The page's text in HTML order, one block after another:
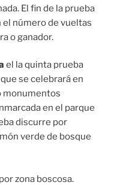
El fin de la prueba
número de vueltas
o ganador.
el la quinta prueba
se celebrará en
monumentos
en el parque
discurre por
verde de bosque
zona boscosa.